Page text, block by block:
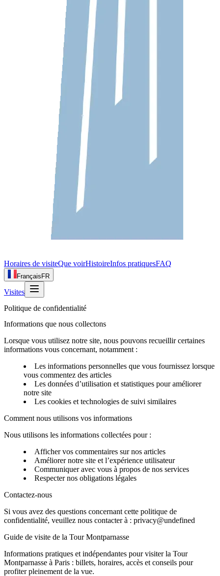
Horaires de visiteQue voirHistoireInfos pratiquesFAQ
Français FR
Visites
Politique de confidentialité
Informations que nous collectons
Lorsque vous utilisez notre site, nous pouvons recueillir certaines
informations vous concernant, notamment :
Les informations personnelles que vous fournissez lorsque
vous commentez des articles
Les données d’utilisation et statistiques pour améliorer
notre site
Les cookies et technologies de suivi similaires
Comment nous utilisons vos informations
Nous utilisons les informations collectées pour :
Afficher vos commentaires sur nos articles
Améliorer notre site et l’expérience utilisateur
Communiquer avec vous à propos de nos services
Respecter nos obligations légales
Contactez-nous
Si vous avez des questions concernant cette politique de
confidentialité, veuillez nous contacter à : privacy@undefined
Guide de visite de la Tour Montparnasse
Informations pratiques et indépendantes pour visiter la Tour
Montparnasse à Paris : billets, horaires, accès et conseils pour
profiter pleinement de la vue.